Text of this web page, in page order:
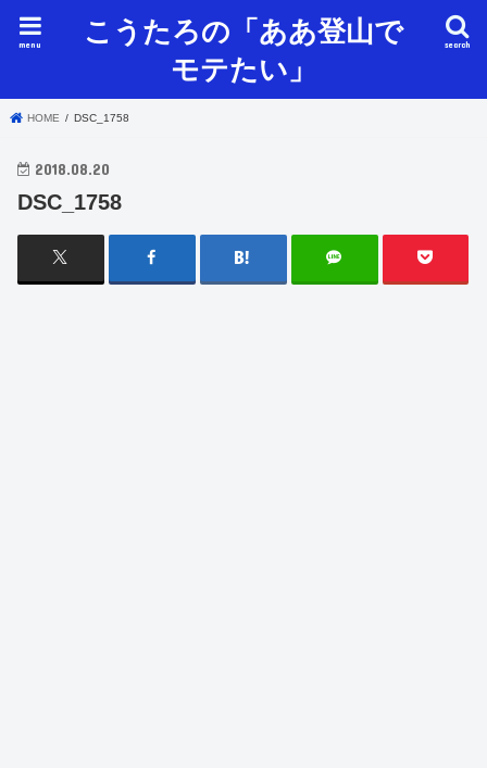
こうたろの「ああ登山で
モテたい」
search
menu
HOME DSC_1758
2018.08.20
DSC_1758